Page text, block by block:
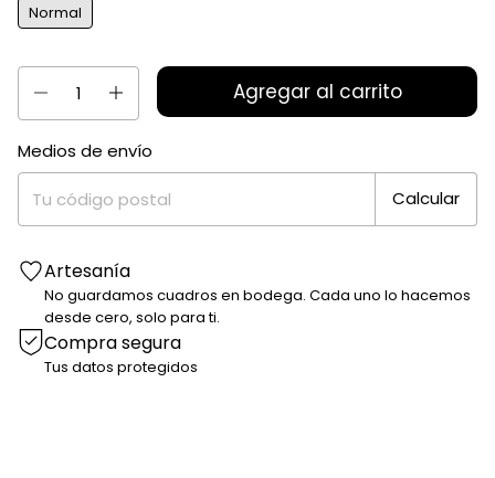
Normal
Entregas para el CP:
Medios de envío
Calcular
Artesanía
No guardamos cuadros en bodega. Cada uno lo hacemos
desde cero, solo para ti.
Compra segura
Tus datos protegidos